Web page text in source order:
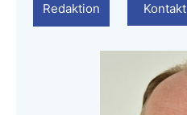
Redaktion Kontakt